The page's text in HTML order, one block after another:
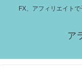
FX、アフィリエイト
ア